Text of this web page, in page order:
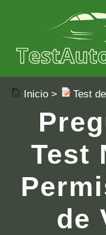
Inicio > Test
Test
de